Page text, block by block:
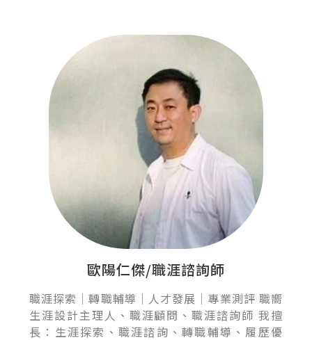
歐陽仁傑/職涯諮詢師
職涯探索｜轉職輔導｜人才發展｜專業測評 職嚮
生涯設計主理人、職涯顧問、職涯諮詢師 我擅
長：生涯探索、職涯諮詢、轉職輔導、履歷優